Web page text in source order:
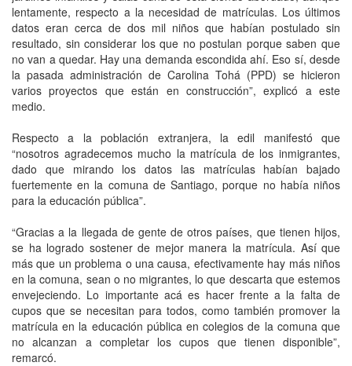
lentamente, respecto a la necesidad de matrículas. Los últimos
datos eran cerca de dos mil niños que habían postulado sin
resultado, sin considerar los que no postulan porque saben que
no van a quedar. Hay una demanda escondida ahí. Eso sí, desde
la pasada administración de Carolina Tohá (PPD) se hicieron
varios proyectos que están en construcción”, explicó a este
medio.
Respecto a la población extranjera, la edil manifestó que
“nosotros agradecemos mucho la matrícula de los inmigrantes,
dado que mirando los datos las matrículas habían bajado
fuertemente en la comuna de Santiago, porque no había niños
para la educación pública”.
“Gracias a la llegada de gente de otros países, que tienen hijos,
se ha logrado sostener de mejor manera la matrícula. Así que
más que un problema o una causa, efectivamente hay más niños
en la comuna, sean o no migrantes, lo que descarta que estemos
envejeciendo. Lo importante acá es hacer frente a la falta de
cupos que se necesitan para todos, como también promover la
matrícula en la educación pública en colegios de la comuna que
no alcanzan a completar los cupos que tienen disponible”,
remarcó.